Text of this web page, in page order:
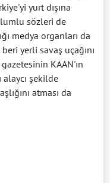
yurt dışına
sözleri de
medya organları da
yerli savaş uçağını
KAAN'ın
şekilde
atması da